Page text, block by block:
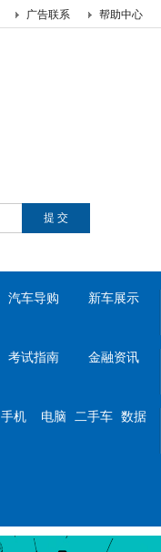
帮助中心
广告联系
汽车导购 新车展示
考试指南 金融资讯
手机 电脑 二手车 数据